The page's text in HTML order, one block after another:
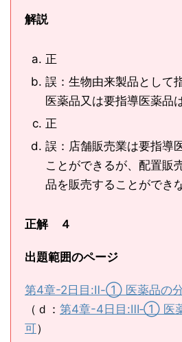
解説
正
誤：生物由来製品として
医薬品又は要指導医薬品
正
誤：店舗販売業は要指導
ことができるが、配置販
品を販売することができ
正解 ４
出題範囲のページ
第4章-2日目:Ⅱ-① 医薬品の
（ｄ： 第4章-4日目:Ⅲ‐① 医
可）